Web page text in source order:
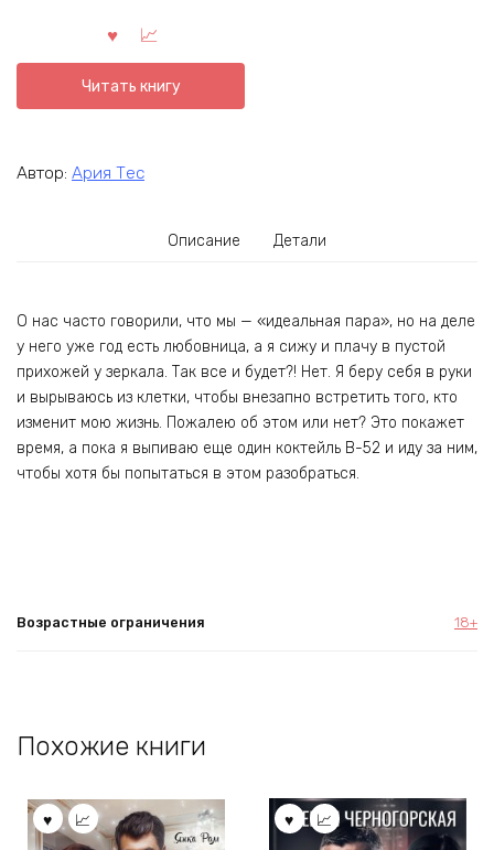
Читать книгу
Автор: Ария Тес
Описание Детали
О нас часто говорили, что мы — «идеальная пара», но на деле
у него уже год есть любовница, а я сижу и плачу в пустой
прихожей у зеркала. Так все и будет?! Нет. Я беру себя в руки
и вырываюсь из клетки, чтобы внезапно встретить того, кто
изменит мою жизнь. Пожалею об этом или нет? Это покажет
время, а пока я выпиваю еще один коктейль B-52 и иду за ним,
чтобы хотя бы попытаться в этом разобраться.
Возрастные ограничения 18+
Похожие книги